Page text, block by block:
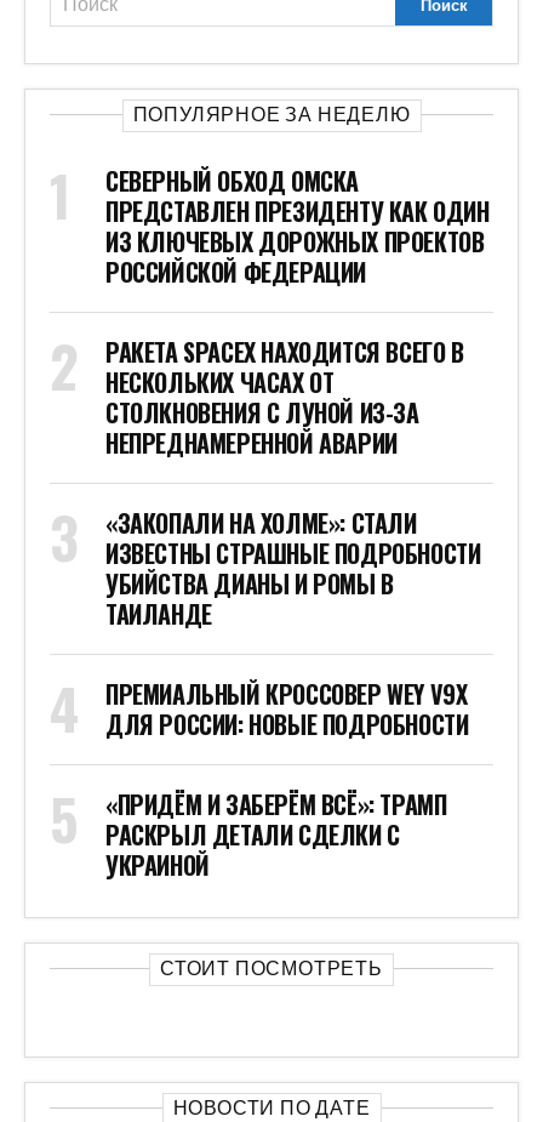
ПОПУЛЯРНОЕ ЗА НЕДЕЛЮ
СЕВЕРНЫЙ ОБХОД ОМСКА
ПРЕДСТАВЛЕН ПРЕЗИДЕНТУ КАК ОДИН
ИЗ КЛЮЧЕВЫХ ДОРОЖНЫХ ПРОЕКТОВ
РОССИЙСКОЙ ФЕДЕРАЦИИ
РАКЕТА SPACEX НАХОДИТСЯ ВСЕГО В
НЕСКОЛЬКИХ ЧАСАХ ОТ
СТОЛКНОВЕНИЯ С ЛУНОЙ ИЗ-ЗА
НЕПРЕДНАМЕРЕННОЙ АВАРИИ
«ЗАКОПАЛИ НА ХОЛМЕ»: СТАЛИ
ИЗВЕСТНЫ СТРАШНЫЕ ПОДРОБНОСТИ
УБИЙСТВА ДИАНЫ И РОМЫ В
ТАИЛАНДЕ
ПРЕМИАЛЬНЫЙ КРОССОВЕР WEY V9X
ДЛЯ РОССИИ: НОВЫЕ ПОДРОБНОСТИ
«ПРИДЁМ И ЗАБЕРЁМ ВСЁ»: ТРАМП
РАСКРЫЛ ДЕТАЛИ СДЕЛКИ С
УКРАИНОЙ
СТОИТ ПОСМОТРЕТЬ
НОВОСТИ ПО ДАТЕ